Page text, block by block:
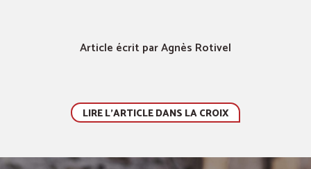
Article écrit par Agnès Rotivel
LIRE L'ARTICLE DANS LA CROIX